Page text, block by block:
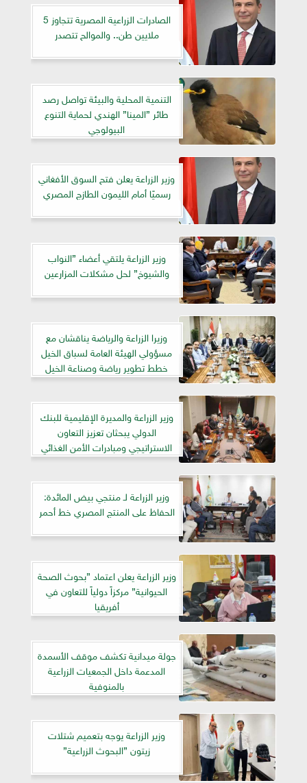
الصادرات الزراعية المصرية تتجاوز 5
ملايين طن.. والموالح تتصدر
التنمية المحلية والبيئة تواصل رصد
طائر ”المينا” الهندي لحماية التنوع
البيولوجي
وزير الزراعة يعلن فتح السوق الأفغاني
رسميًا أمام الليمون الطازج المصري
وزير الزراعة يلتقي أعضاء ”النواب
والشيوخ” لحل مشكلات المزارعين
وزيرا الزراعة والرياضة يناقشان مع
مسؤولي الهيئة العامة لسباق الخيل
خطط تطوير رياضة وصناعة الخيل
وزير الزراعة والمديرة الإقليمية للبنك
الدولي يبحثان تعزيز التعاون
الاستراتيجي ومبادرات الأمن الغذائي
وزير الزراعة لـ منتجي بيض المائدة:
الحفاظ على المنتج المصري خط أحمر
وزير الزراعة يعلن اعتماد ”بحوث الصحة
الحيوانية” مركزاً دولياً للتعاون في
أفريقيا
جولة ميدانية تكشف موقف الأسمدة
المدعمة داخل الجمعيات الزراعية
بالمنوفية
وزير الزراعة يوجه بتعميم شتلات
زيتون ”البحوث الزراعية”